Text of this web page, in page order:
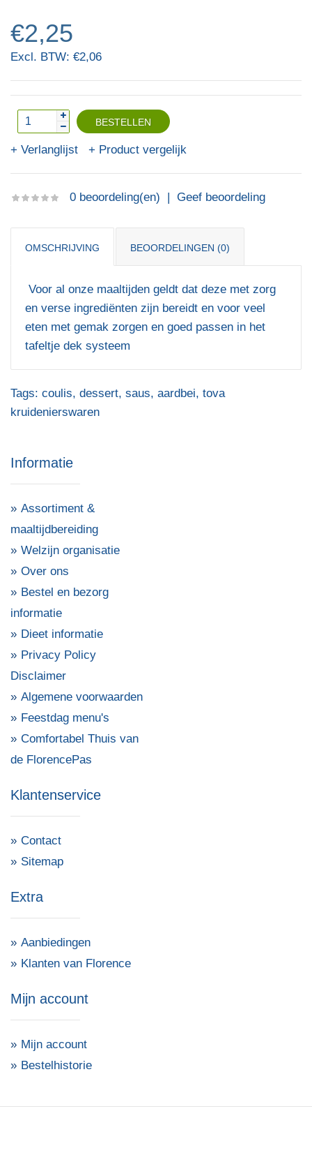
€2,25
Excl. BTW: €2,06
Verlanglijst Product vergelijk
0 beoordeling(en) | Geef beoordeling
OMSCHRIJVING BEOORDELINGEN (0)
Voor al onze maaltijden geldt dat deze met zorg
en verse ingrediënten zijn bereidt en voor veel
eten met gemak zorgen en goed passen in het
tafeltje dek systeem
Tags: coulis, dessert, saus, aardbei, tova
kruidenierswaren
Informatie
Assortiment &
maaltijdbereiding
Welzijn organisatie
Over ons
Bestel en bezorg
informatie
Dieet informatie
Privacy Policy
Disclaimer
Algemene voorwaarden
Feestdag menu's
Comfortabel Thuis van
de FlorencePas
Klantenservice
Contact
Sitemap
Extra
Aanbiedingen
Klanten van Florence
Mijn account
Mijn account
Bestelhistorie